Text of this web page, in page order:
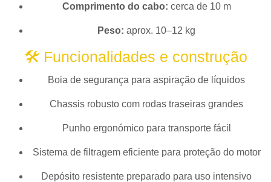
Comprimento do cabo: cerca de 10 m
Peso: aprox. 10–12 kg
🛠️ Funcionalidades e construção
Boia de segurança para aspiração de líquidos
Chassis robusto com rodas traseiras grandes
Punho ergonómico para transporte fácil
Sistema de filtragem eficiente para proteção do motor
Depósito resistente preparado para uso intensivo